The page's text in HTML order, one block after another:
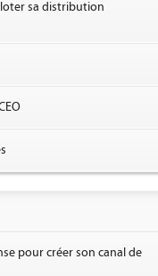
sa distribution
pour créer son canal de